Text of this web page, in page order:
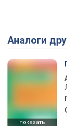
Аналоги
показать